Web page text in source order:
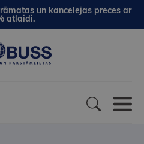
un kancelejas preces ar
atlaidi.